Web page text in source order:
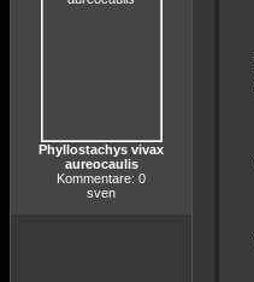
Phyllostachys vivax
aureocaulis
Kommentare: 0
sven